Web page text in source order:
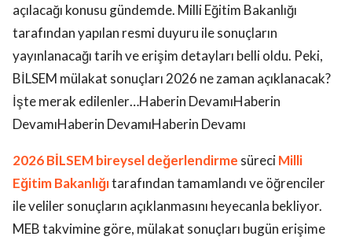
açılacağı konusu gündemde. Milli Eğitim Bakanlığı
tarafından yapılan resmi duyuru ile sonuçların
yayınlanacağı tarih ve erişim detayları belli oldu. Peki,
BİLSEM mülakat sonuçları 2026 ne zaman açıklanacak?
İşte merak edilenler…Haberin DevamıHaberin
DevamıHaberin DevamıHaberin Devamı
2026 BİLSEMbireysel değerlendirme süreciMilli
Eğitim Bakanlığıtarafından tamamlandı ve öğrenciler
ile veliler sonuçların açıklanmasını heyecanla bekliyor.
MEB takvimine göre, mülakat sonuçları bugün erişime